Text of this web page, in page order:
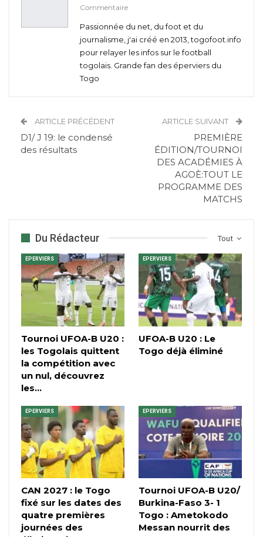
Commentaire
Passionnée du net, du foot et du
journalisme, j'ai créé en 2013, togofoot.info
pour relayer les infos sur le football
togolais. Grande fan des éperviers du
Togo
ARTICLE PRÉCÉDENT
D1/ J 19: le condensé
des résultats
ARTICLE SUIVANT
PREMIÈRE
ÉDITION/TOURNOI
DES ACADÉMIES À
AGOÈ:TOUT LE
PROGRAMME DES
MATCHS
Tout
Du Rédacteur
EPERVIERS
Tournoi UFOA-B U20 :
les Togolais quittent
la compétition avec
un nul, découvrez
les…
EPERVIERS
UFOA-B U20 : Le
Togo déjà éliminé
EPERVIERS
CAN 2027 : le Togo
fixé sur les dates des
quatre premières
journées des
EPERVIERS
Tournoi UFOA-B U20/
Burkina-Faso 3- 1
Togo : Ametokodo
Messan nourrit des